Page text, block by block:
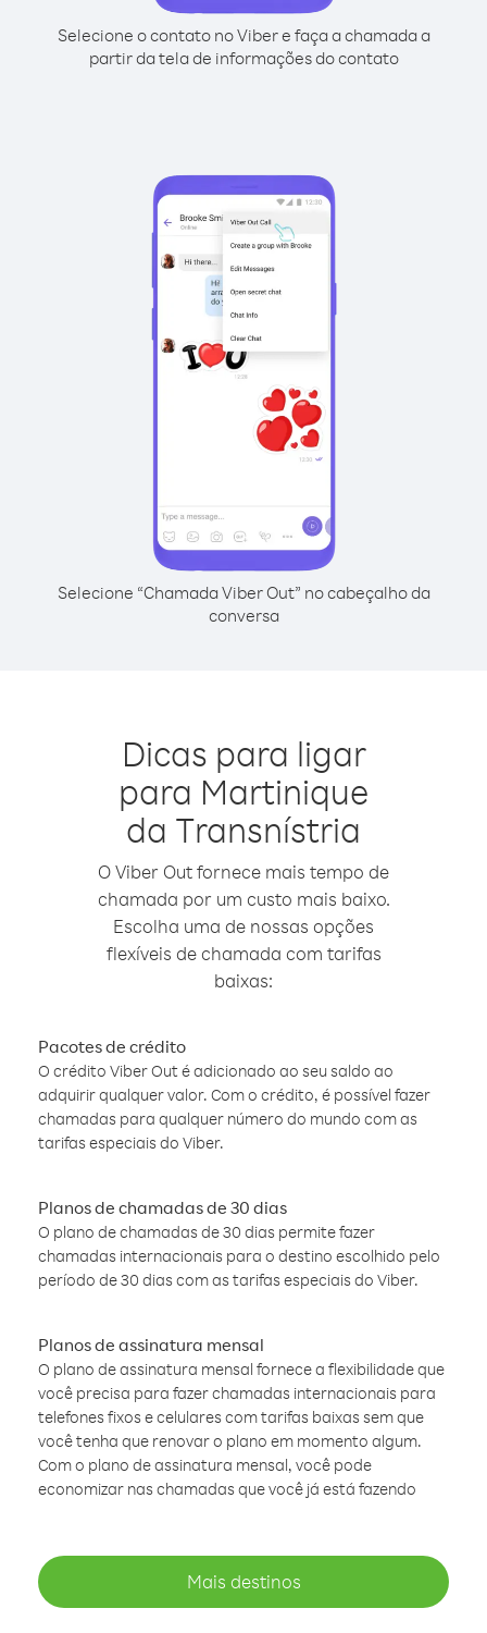
Selecione o contato no Viber e faça a chamada a
partir da tela de informações do contato
Selecione “Chamada Viber Out” no cabeçalho da
conversa
Dicas para ligar
para Martinique
da Transnístria
O Viber Out fornece mais tempo de
chamada por um custo mais baixo.
Escolha uma de nossas opções
flexíveis de chamada com tarifas
baixas:
Pacotes de crédito
O crédito Viber Out é adicionado ao seu saldo ao
adquirir qualquer valor. Com o crédito, é possível fazer
chamadas para qualquer número do mundo com as
tarifas especiais do Viber.
Planos de chamadas de 30 dias
O plano de chamadas de 30 dias permite fazer
chamadas internacionais para o destino escolhido pelo
período de 30 dias com as tarifas especiais do Viber.
Planos de assinatura mensal
O plano de assinatura mensal fornece a flexibilidade que
você precisa para fazer chamadas internacionais para
telefones fixos e celulares com tarifas baixas sem que
você tenha que renovar o plano em momento algum.
Com o plano de assinatura mensal, você pode
economizar nas chamadas que você já está fazendo
Mais destinos